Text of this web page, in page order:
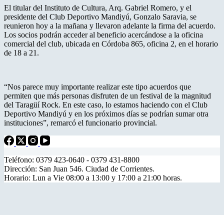
El titular del Instituto de Cultura, Arq. Gabriel Romero, y el
presidente del Club Deportivo Mandiyú, Gonzalo Saravia, se
reunieron hoy a la mañana y llevaron adelante la firma del acuerdo.
Los socios podrán acceder al beneficio acercándose a la oficina
comercial del club, ubicada en Córdoba 865, oficina 2, en el horario
de 18 a 21.
“Nos parece muy importante realizar este tipo acuerdos que
permiten que más personas disfruten de un festival de la magnitud
del Taragüí Rock. En este caso, lo estamos haciendo con el Club
Deportivo Mandiyú y en los próximos días se podrían sumar otra
instituciones”, remarcó el funcionario provincial.
Teléfono: 0379 423-0640 - 0379 431-8800
Dirección: San Juan 546. Ciudad de Corrientes.
Horario: Lun a Vie 08:00 a 13:00 y 17:00 a 21:00 horas.